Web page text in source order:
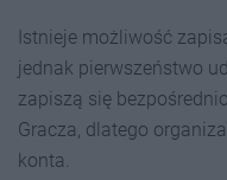
Istnieje możliwość
jednak pierwszeństwo
zapiszą się
Gracza, dlatego
konta.